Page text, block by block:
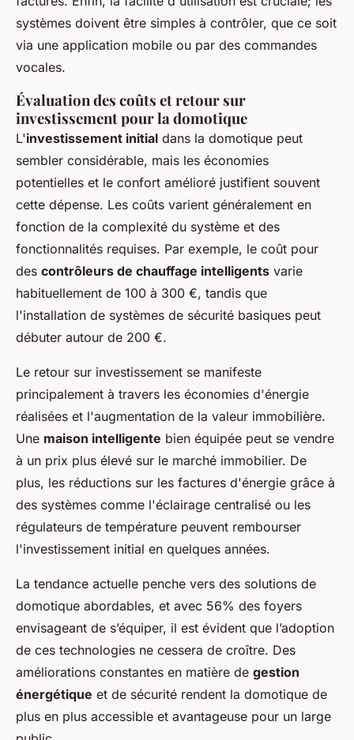
systèmes doivent être simples à contrôler, que ce soit
via une application mobile ou par des commandes
vocales.
Évaluation des coûts et retour sur
investissement pour la domotique
L'investissement initial dans la domotique peut
sembler considérable, mais les économies
potentielles et le confort amélioré justifient souvent
cette dépense. Les coûts varient généralement en
fonction de la complexité du système et des
fonctionnalités requises. Par exemple, le coût pour
des contrôleurs de chauffage intelligents varie
habituellement de 100 à 300 €, tandis que
l'installation de systèmes de sécurité basiques peut
débuter autour de 200 €.
Le retour sur investissement se manifeste
principalement à travers les économies d'énergie
réalisées et l'augmentation de la valeur immobilière.
Une maison intelligente bien équipée peut se vendre
à un prix plus élevé sur le marché immobilier. De
plus, les réductions sur les factures d'énergie grâce à
des systèmes comme l'éclairage centralisé ou les
régulateurs de température peuvent rembourser
l'investissement initial en quelques années.
La tendance actuelle penche vers des solutions de
domotique abordables, et avec 56% des foyers
envisageant de s’équiper, il est évident que l’adoption
de ces technologies ne cessera de croître. Des
améliorations constantes en matière de gestion
énergétique et de sécurité rendent la domotique de
plus en plus accessible et avantageuse pour un large